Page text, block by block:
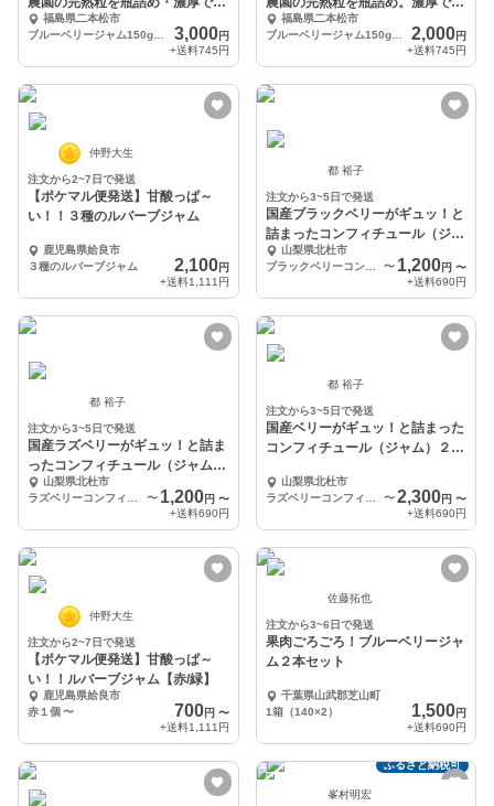
然な味
福島県二本松市
3,000円
+送料745円
然な味。
福島県二本松市
ブルーベリージャム150g 2個詰め
2,000円
+送料745円
仲野大生
注文から2~7日で発送
【ポケマル便発送】甘酸っぱ～
い！！３種のルバーブジャム
鹿児島県姶良市
３種のルバーブジャム
2,100円
+送料1,111円
都 裕子
注文から3~5日で発送
国産ブラックベリーがギュッ！と
詰まったコンフィチュール（ジャ
ム）【110ｇ】
山梨県北杜市
ブラックベリーコンフィチュール110ｇ 1本
〜 1,200円 〜
+送料690円
都 裕子
注文から3~5日で発送
国産ラズベリーがギュッ！と詰ま
ったコンフィチュール（ジャム）
【110ｇ】
山梨県北杜市
〜 1,200円 〜
+送料690円
都 裕子
注文から3~5日で発送
国産ベリーがギュッ！と詰まった
コンフィチュール（ジャム）２種
山梨県北杜市
〜2,300円 〜
+送料690円
仲野大生
注文から2~7日で発送
【ポケマル便発送】甘酸っぱ～
い！！ルバーブジャム【赤/緑】
鹿児島県姶良市
赤１個 〜 700円 〜
+送料1,111円
佐藤拓也
注文から3~6日で発送
果肉ごろごろ！ブルーベリージャ
ム２本セット
千葉県山武郡芝山町
1箱（140×2）
1,500円
+送料690円
ふるさと納税可
峯村明宏